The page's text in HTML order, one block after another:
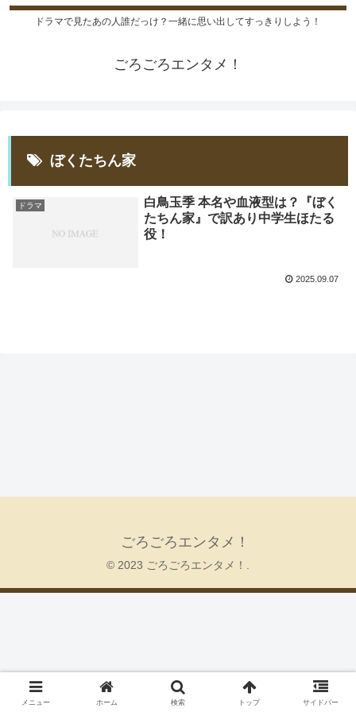
ドラマで見たあの人誰だっけ？一緒に思い出してすっきりしよう！
ごろごろエンタメ！
ぼくたちん家
ドラマ
白鳥玉季 本名や血液型は？『ぼく
たちん家』で訳あり中学生ほたる
役！
2025.09.07
ごろごろエンタメ！
© 2023 ごろごろエンタメ！.
メニュー ホーム 検索 トップ サイドバー